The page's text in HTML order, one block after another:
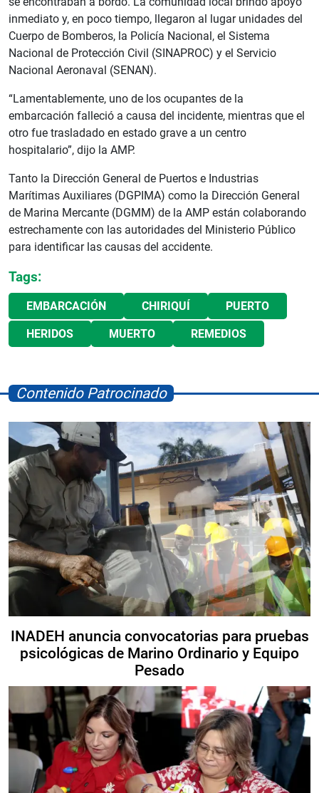
inmediato y, en poco tiempo, llegaron al lugar unidades del
Cuerpo de Bomberos, la Policía Nacional, el Sistema
Nacional de Protección Civil (SINAPROC) y el Servicio
Nacional Aeronaval (SENAN).
“Lamentablemente, uno de los ocupantes de la
embarcación falleció a causa del incidente, mientras que el
otro fue trasladado en estado grave a un centro
hospitalario”, dijo la AMP.
Tanto la Dirección General de Puertos e Industrias
Marítimas Auxiliares (DGPIMA) como la Dirección General
de Marina Mercante (DGMM) de la AMP están colaborando
estrechamente con las autoridades del Ministerio Público
para identificar las causas del accidente.
Tags:
EMBARCACIÓN CHIRIQUÍ PUERTO
HERIDOS MUERTO REMEDIOS
Contenido Patrocinado
INADEH anuncia convocatorias para pruebas
psicológicas de Marino Ordinario y Equipo
Pesado